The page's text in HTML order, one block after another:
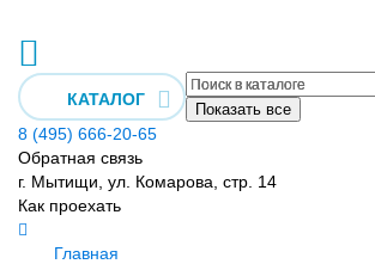
КАТАЛОГ
Показать все
8 (495) 666-20-65
Обратная связь
г. Мытищи, ул. Комарова, стр. 14
Как проехать
Главная